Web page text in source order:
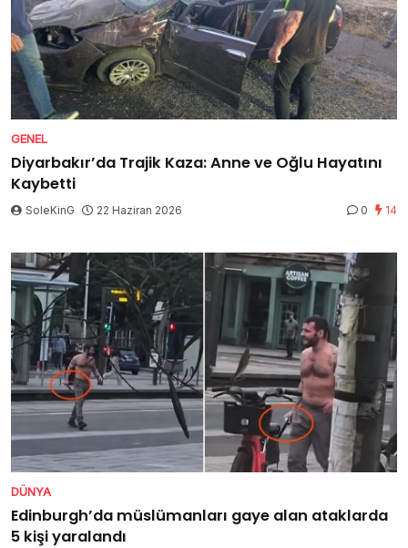
GENEL
Diyarbakır’da Trajik Kaza: Anne ve Oğlu Hayatını
Kaybetti
SoleKinG 22 Haziran 2026 0 14
DÜNYA
Edinburgh’da müslümanları gaye alan ataklarda
5 kişi yaralandı